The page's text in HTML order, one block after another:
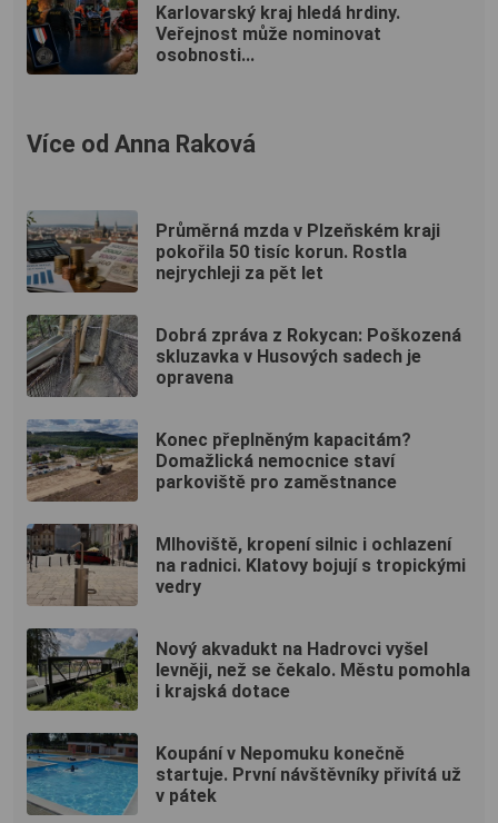
Karlovarský kraj hledá hrdiny.
Veřejnost může nominovat
osobnosti...
Více od Anna Raková
Průměrná mzda v Plzeňském kraji
pokořila 50 tisíc korun. Rostla
nejrychleji za pět let
Dobrá zpráva z Rokycan: Poškozená
skluzavka v Husových sadech je
opravena
Konec přeplněným kapacitám?
Domažlická nemocnice staví
parkoviště pro zaměstnance
Mlhoviště, kropení silnic i ochlazení
na radnici. Klatovy bojují s tropickými
vedry
Nový akvadukt na Hadrovci vyšel
levněji, než se čekalo. Městu pomohla
i krajská dotace
Koupání v Nepomuku konečně
startuje. První návštěvníky přivítá už
v pátek